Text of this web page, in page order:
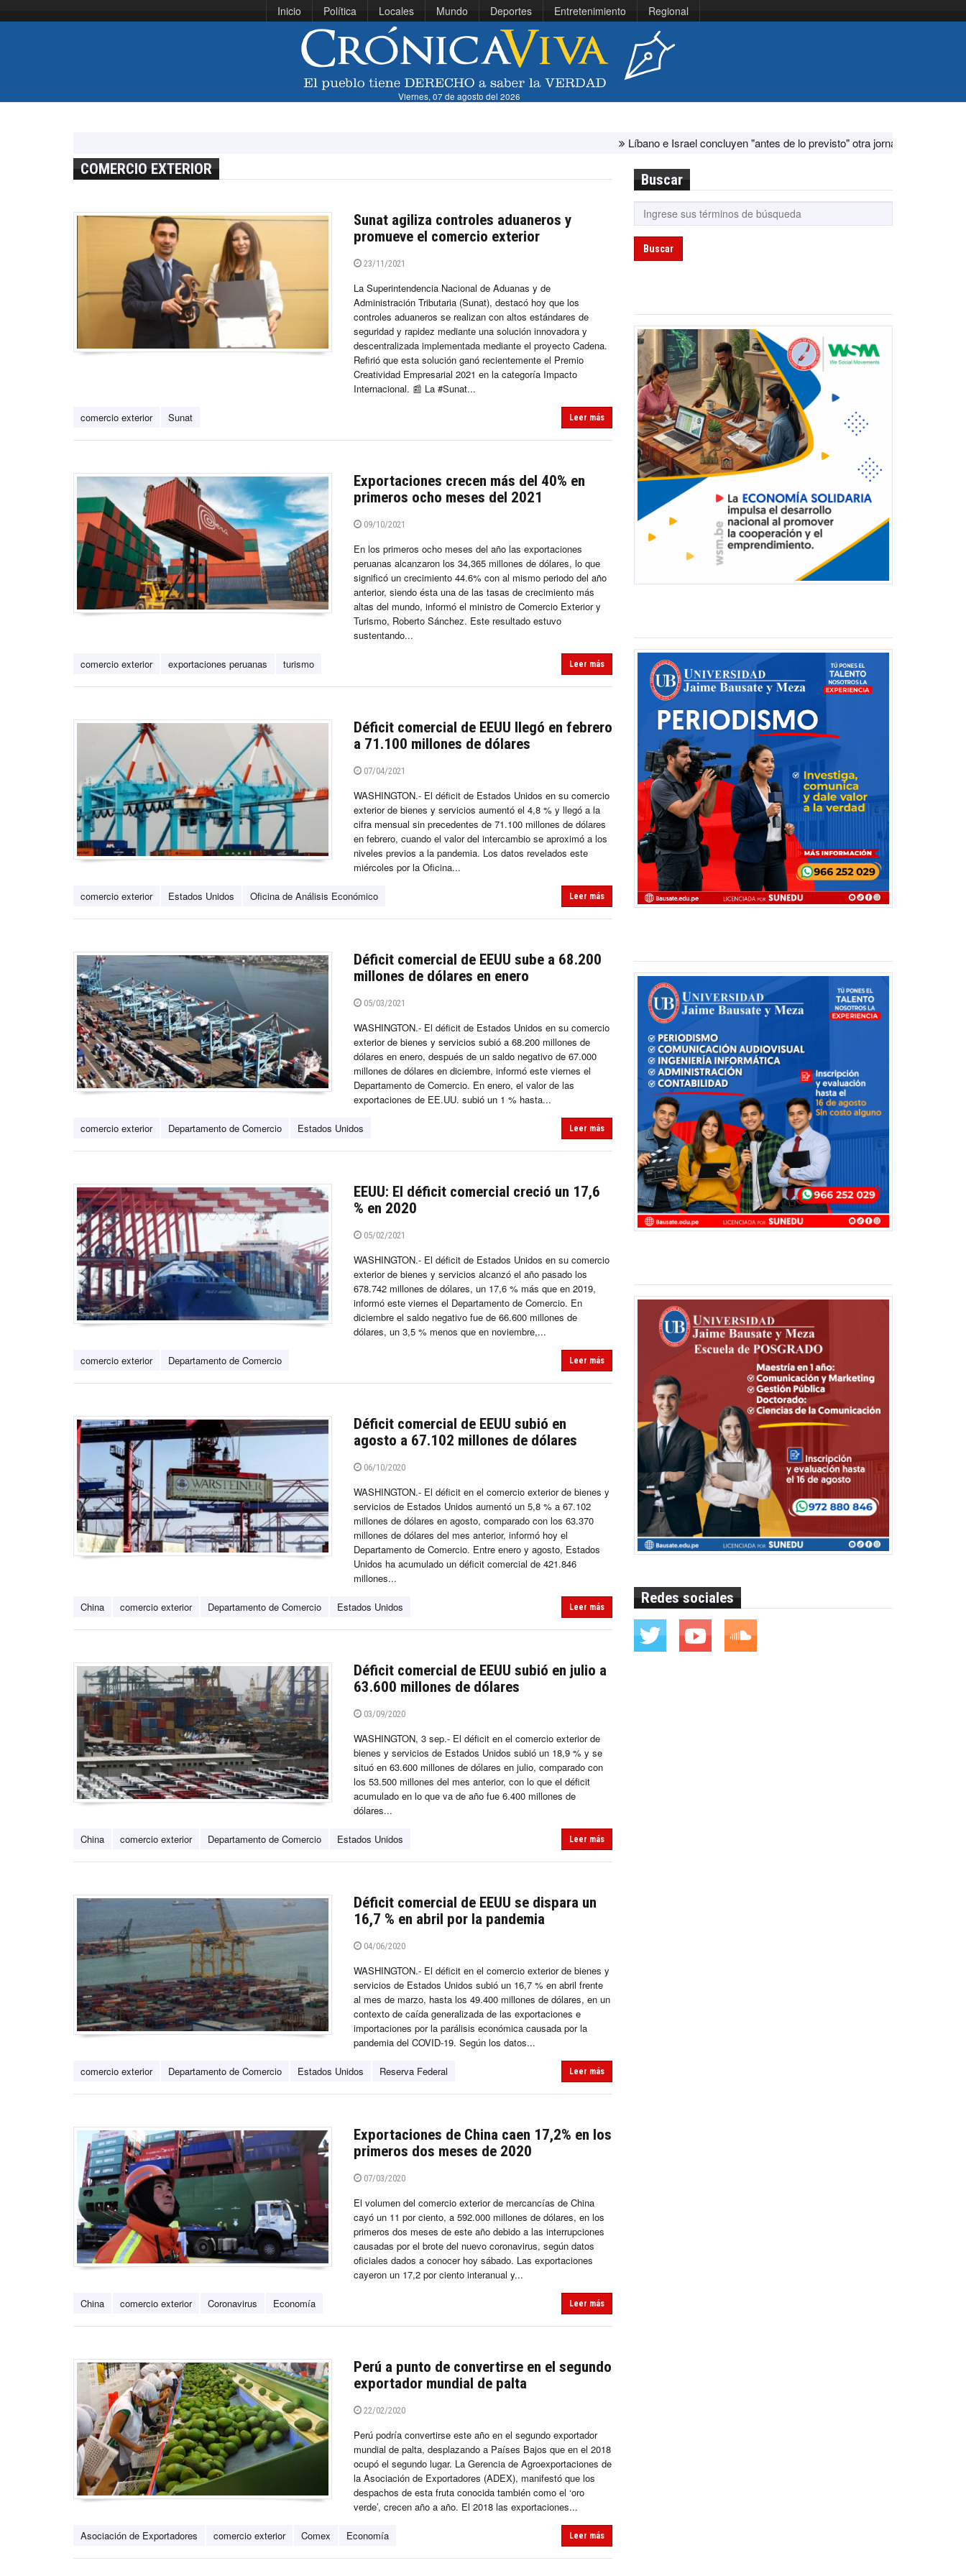
Inicio Política Locales Mundo Deportes Entretenimiento Regional
Viernes, 07 de agosto del 2026
Líbano e Israel concluyen "antes de lo previsto" otra jornada de diálogo por
COMERCIO EXTERIOR
Sunat agiliza controles aduaneros y
promueve el comercio exterior
23/11/2021
La Superintendencia Nacional de Aduanas y de
Administración Tributaria (Sunat), destacó hoy que los
controles aduaneros se realizan con altos estándares de
seguridad y rapidez mediante una solución innovadora y
descentralizada implementada mediante el proyecto Cadena.
Refirió que esta solución ganó recientemente el Premio
Creatividad Empresarial 2021 en la categoría Impacto
Internacional. 📰 La #Sunat...
comercio exterior Sunat Leer más
Exportaciones crecen más del 40% en
primeros ocho meses del 2021
09/10/2021
En los primeros ocho meses del año las exportaciones
peruanas alcanzaron los 34,365 millones de dólares, lo que
significó un crecimiento 44.6% con al mismo periodo del año
anterior, siendo ésta una de las tasas de crecimiento más
altas del mundo, informó el ministro de Comercio Exterior y
Turismo, Roberto Sánchez. Este resultado estuvo
sustentando...
comercio exterior exportaciones peruanas turismo Leer más
Déficit comercial de EEUU llegó en febrero
a 71.100 millones de dólares
07/04/2021
WASHINGTON.- El déficit de Estados Unidos en su comercio
exterior de bienes y servicios aumentó el 4,8 % y llegó a la
cifra mensual sin precedentes de 71.100 millones de dólares
en febrero, cuando el valor del intercambio se aproximó a los
niveles previos a la pandemia. Los datos revelados este
miércoles por la Oficina...
comercio exterior Estados Unidos Oficina de Análisis Económico Leer más
Déficit comercial de EEUU sube a 68.200
millones de dólares en enero
05/03/2021
WASHINGTON.- El déficit de Estados Unidos en su comercio
exterior de bienes y servicios subió a 68.200 millones de
dólares en enero, después de un saldo negativo de 67.000
millones de dólares en diciembre, informó este viernes el
Departamento de Comercio. En enero, el valor de las
exportaciones de EE.UU. subió un 1 % hasta...
comercio exterior Departamento de Comercio Estados Unidos Leer más
EEUU: El déficit comercial creció un 17,6
% en 2020
05/02/2021
WASHINGTON.- El déficit de Estados Unidos en su comercio
exterior de bienes y servicios alcanzó el año pasado los
678.742 millones de dólares, un 17,6 % más que en 2019,
informó este viernes el Departamento de Comercio. En
diciembre el saldo negativo fue de 66.600 millones de
dólares, un 3,5 % menos que en noviembre,...
comercio exterior Departamento de Comercio Leer más
Déficit comercial de EEUU subió en
agosto a 67.102 millones de dólares
06/10/2020
WASHINGTON.- El déficit en el comercio exterior de bienes y
servicios de Estados Unidos aumentó un 5,8 % a 67.102
millones de dólares en agosto, comparado con los 63.370
millones de dólares del mes anterior, informó hoy el
Departamento de Comercio. Entre enero y agosto, Estados
Unidos ha acumulado un déficit comercial de 421.846
millones...
China comercio exterior Departamento de Comercio Estados Unidos Leer más
Déficit comercial de EEUU subió en julio a
63.600 millones de dólares
03/09/2020
WASHINGTON, 3 sep.- El déficit en el comercio exterior de
bienes y servicios de Estados Unidos subió un 18,9 % y se
situó en 63.600 millones de dólares en julio, comparado con
los 53.500 millones del mes anterior, con lo que el déficit
acumulado en lo que va de año fue 6.400 millones de
dólares...
China comercio exterior Departamento de Comercio Estados Unidos Leer más
Déficit comercial de EEUU se dispara un
16,7 % en abril por la pandemia
04/06/2020
WASHINGTON.- El déficit en el comercio exterior de bienes y
servicios de Estados Unidos subió un 16,7 % en abril frente
al mes de marzo, hasta los 49.400 millones de dólares, en un
contexto de caída generalizada de las exportaciones e
importaciones por la parálisis económica causada por la
pandemia del COVID-19. Según los datos...
comercio exterior Departamento de Comercio Estados Unidos Reserva Federal Leer más
Exportaciones de China caen 17,2% en los
primeros dos meses de 2020
07/03/2020
El volumen del comercio exterior de mercancías de China
cayó un 11 por ciento, a 592.000 millones de dólares, en los
primeros dos meses de este año debido a las interrupciones
causadas por el brote del nuevo coronavirus, según datos
oficiales dados a conocer hoy sábado. Las exportaciones
cayeron un 17,2 por ciento interanual y...
China comercio exterior Coronavirus Economía Leer más
Perú a punto de convertirse en el segundo
exportador mundial de palta
22/02/2020
Perú podría convertirse este año en el segundo exportador
mundial de palta, desplazando a Países Bajos que en el 2018
ocupó el segundo lugar. La Gerencia de Agroexportaciones de
la Asociación de Exportadores (ADEX), manifestó que los
despachos de esta fruta conocida también como el ‘oro
verde’, crecen año a año. El 2018 las exportaciones...
Asociación de Exportadores comercio exterior Comex Economía Leer más
Buscar
Buscar
Redes sociales